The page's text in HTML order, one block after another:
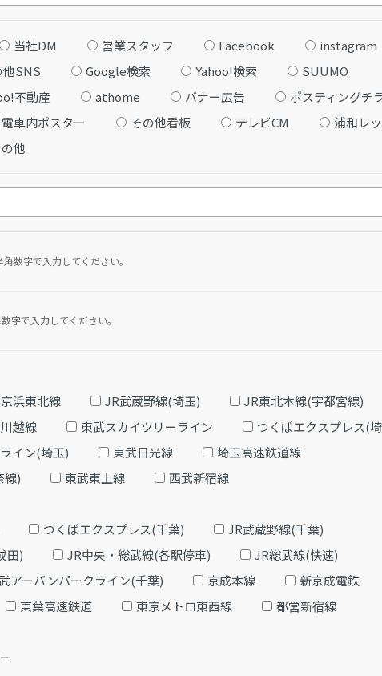
当社DM 営業スタッフ Facebook
instagram
他SNS Google検索 Yahoo!検索
SUUMO
不動産 athome バナー広告
ポスティングチ
車内ポスター その他看板 テレビCM
浦和レ
他
数字で入力してください。
字で入力してください。
浜東北線 JR武蔵野線(埼玉)
JR東北本線(宇都宮線)
越線 東武スカイツリーライン
つくばエクスプレス(
イン(埼玉)
東武日光線
埼玉高速鉄道線
線)
東武東上線
西武新宿線
つくばエクスプレス(千葉)
JR武蔵野線(千葉)
田)
JR中央・総武線(各駅停車)
JR総武線(快速)
アーバンパークライン(千葉) 京成本線
新京成電鉄
東葉高速鉄道 東京メトロ東西線
都営新宿線